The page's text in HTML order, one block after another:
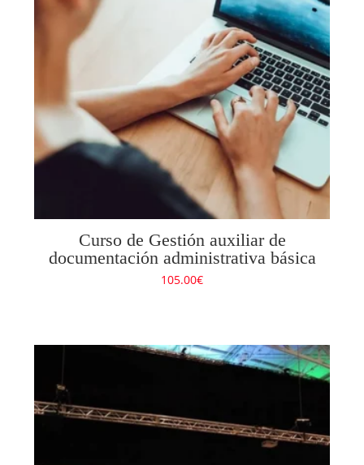
Curso de Gestión auxiliar de
documentación administrativa básica
105.00€